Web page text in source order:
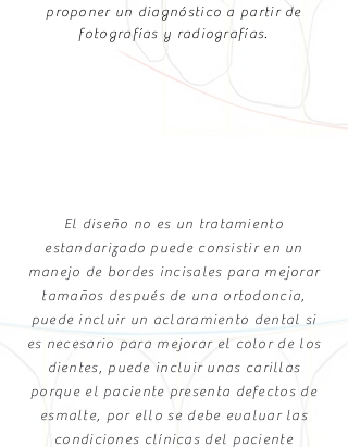
proponer un diagnóstico a partir de
fotografías y radiografías.
El diseño no es un tratamiento
estandarizado puede consistir en un
manejo de bordes incisales para mejorar
tamaños después de una ortodoncia,
puede incluir un aclaramiento dental si
es necesario para mejorar el color de los
dientes, puede incluir unas carillas
porque el paciente presenta defectos de
esmalte, por ello se debe evaluar las
condiciones clínicas del paciente